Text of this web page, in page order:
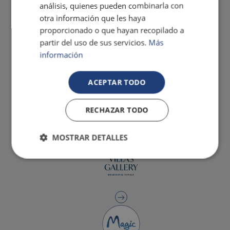
análisis, quienes pueden combinarla con
otra información que les haya
proporcionado o que hayan recopilado a
partir del uso de sus servicios. Más
información
ACEPTAR TODO
RECHAZAR TODO
MOSTRAR DETALLES